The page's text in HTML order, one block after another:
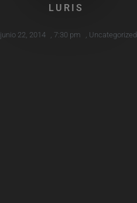
LURIS
junio 22, 2014 , 7:30 pm , Uncategorized